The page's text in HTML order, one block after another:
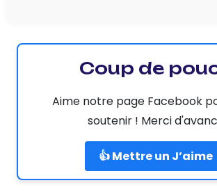
Coup de
Aime notre page Facebook
soutenir ! Merci
👍 Mettre un J’aime